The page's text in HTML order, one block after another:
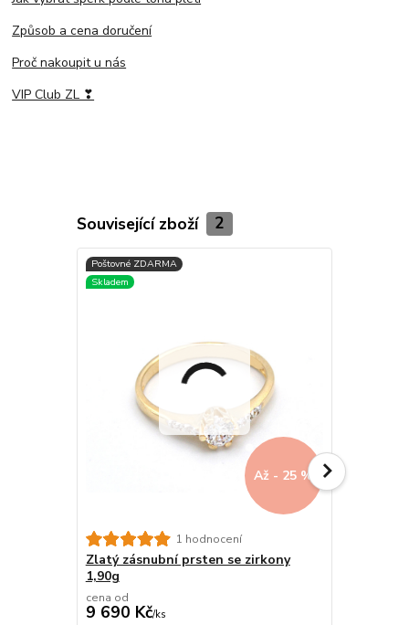
Způsob a cena doručení
Proč nakoupit u nás
VIP Club ZL ❣
Související zboží 2
Až - 25 %
1 hodnocení
Zlatý zásnubní prsten se zirkony
1,90g
cena od
9 690 Kč/ks